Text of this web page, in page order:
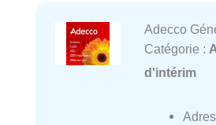
Adecco
Catégorie :
d'intérim